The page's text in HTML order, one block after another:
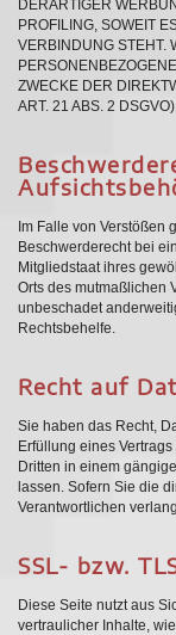
DERARTIGER
PROFILING, SOWEIT
VERBINDUNG STEHT.
ZWECKE DER
ART. 21 ABS. 2 DSGVO).
Im Falle von Verstößen
Beschwerderecht bei
Mitgliedstaat ihres
Orts des mutmaßlichen
unbeschadet
Rechtsbehelfe.
Recht auf
Sie haben das Recht,
Erfüllung eines
Dritten in einem
lassen. Sofern Sie die
Verantwortlichen
SSL- bzw.
Diese Seite nutzt aus
vertraulicher Inhalte,